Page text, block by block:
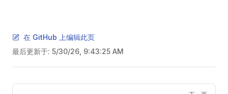
在 GitHub 上编辑此页
最后更新于: 5/30/26, 9:43:25 AM
Pager